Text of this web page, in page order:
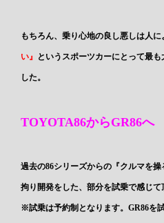
もちろん、乗り心地の良し悪しは人
い』 というスポーツカーにとって最
した。
TOYOTA86からGR86へ
過去の86シリーズからの『クルマを
拘り開発をした、部分を試乗で感じ
※試乗は予約制となります。GR86を